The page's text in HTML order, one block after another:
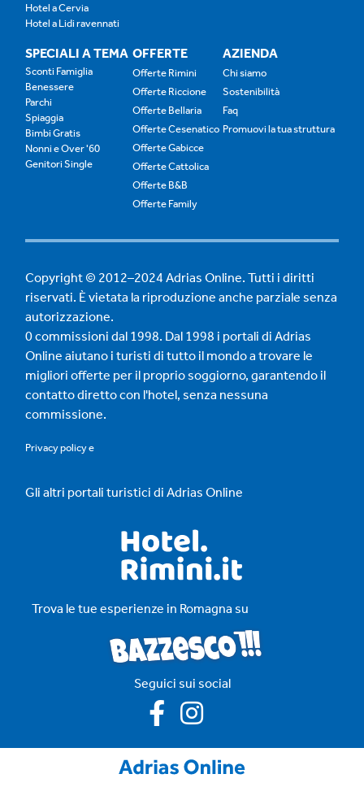
Hotel a Cervia
Hotel a Lidi ravennati
SPECIALI A TEMA
Sconti Famiglia
Benessere
Parchi
Spiaggia
Bimbi Gratis
Nonni e Over '60
Genitori Single
OFFERTE
Offerte Rimini
Offerte Riccione
Offerte Bellaria
Offerte Cesenatico
Offerte Gabicce
Offerte Cattolica
Offerte B&B
Offerte Family
AZIENDA
Chi siamo
Sostenibilità
Faq
Promuovi la tua struttura
Copyright © 2012–2024 Adrias Online. Tutti i diritti
riservati. È vietata la riproduzione anche parziale senza
autorizzazione.
0 commissioni dal 1998. Dal 1998 i portali di Adrias
Online aiutano i turisti di tutto il mondo a trovare le
migliori offerte per il proprio soggiorno, garantendo il
contatto diretto con l'hotel, senza nessuna
commissione.
Privacy policye
Gli altri portali turistici di Adrias Online
Trova le tue esperienze in Romagna su
Seguici sui social